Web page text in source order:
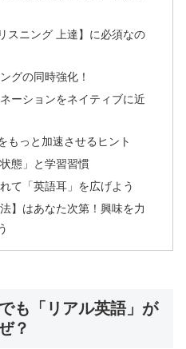
スニング 上達】に必須なの
グの同時強化！
ーションをネイティブに近
もっと加速させるヒント
態」と学習習慣
て「英語耳」を広げよう
】はあなた次第！興味を力
も「リアル英語」が
？